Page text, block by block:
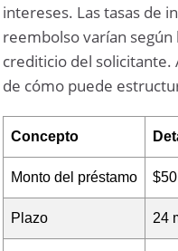
intereses. Las tasas de
reembolso varían
crediticio del
de cómo puede
Concepto
Monto del préstamo
Plazo 24